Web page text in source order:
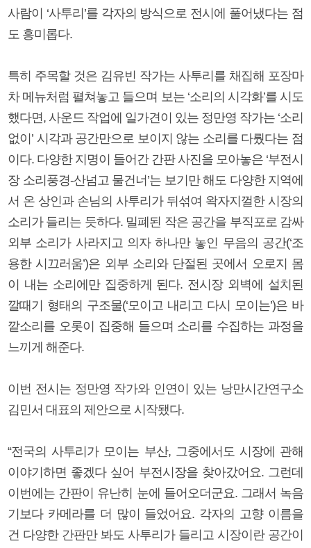
사람이 ‘사투리’를 각자의 방식으로 전시에 풀어냈다는 점
도 흥미롭다.
특히 주목할 것은 김유빈 작가는 사투리를 채집해 포장마
차 메뉴처럼 펼쳐놓고 들으며 보는 ‘소리의 시각화’를 시도
했다면, 사운드 작업에 일가견이 있는 정만영 작가는 ‘소리
없이’ 시각과 공간만으로 보이지 않는 소리를 다뤘다는 점
이다. 다양한 지명이 들어간 간판 사진을 모아놓은 ‘부전시
장 소리풍경-산넘고 물건너’는 보기만 해도 다양한 지역에
서 온 상인과 손님의 사투리가 뒤섞여 왁자지껄한 시장의
소리가 들리는 듯하다. 밀폐된 작은 공간을 부직포로 감싸
외부 소리가 사라지고 의자 하나만 놓인 무음의 공간(‘조
용한 시끄러움’)은 외부 소리와 단절된 곳에서 오로지 몸
이 내는 소리에만 집중하게 된다. 전시장 외벽에 설치된
깔때기 형태의 구조물(‘모이고 내리고 다시 모이는’)은 바
깥소리를 오롯이 집중해 들으며 소리를 수집하는 과정을
느끼게 해준다.
이번 전시는 정만영 작가와 인연이 있는 낭만시간연구소
김민서 대표의 제안으로 시작됐다.
“전국의 사투리가 모이는 부산, 그중에서도 시장에 관해
이야기하면 좋겠다 싶어 부전시장을 찾아갔어요. 그런데
이번에는 간판이 유난히 눈에 들어오더군요. 그래서 녹음
기보다 카메라를 더 많이 들었어요. 각자의 고향 이름을
건 다양한 간판만 봐도 사투리가 들리고 시장이란 공간이